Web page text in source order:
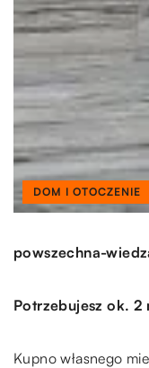
DOM I OTOCZENIE
powszechna-
Potrzebujesz ok. 2
Kupno własnego